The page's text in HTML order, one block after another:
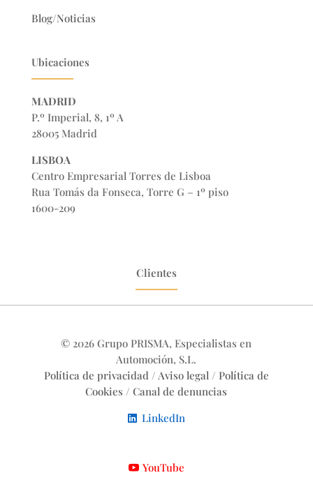
Blog/Noticias
Ubicaciones
MADRID
P.º Imperial, 8, 1º A
28005 Madrid
LISBOA
Centro Empresarial Torres de Lisboa
Rua Tomás da Fonseca, Torre G – 1º piso
1600-209
Clientes
© 2026 Grupo PRISMA, Especialistas en
Automoción, S.L.
Política de privacidad / Aviso legal / Política de
Cookies /Canal de denuncias
LinkedIn
YouTube